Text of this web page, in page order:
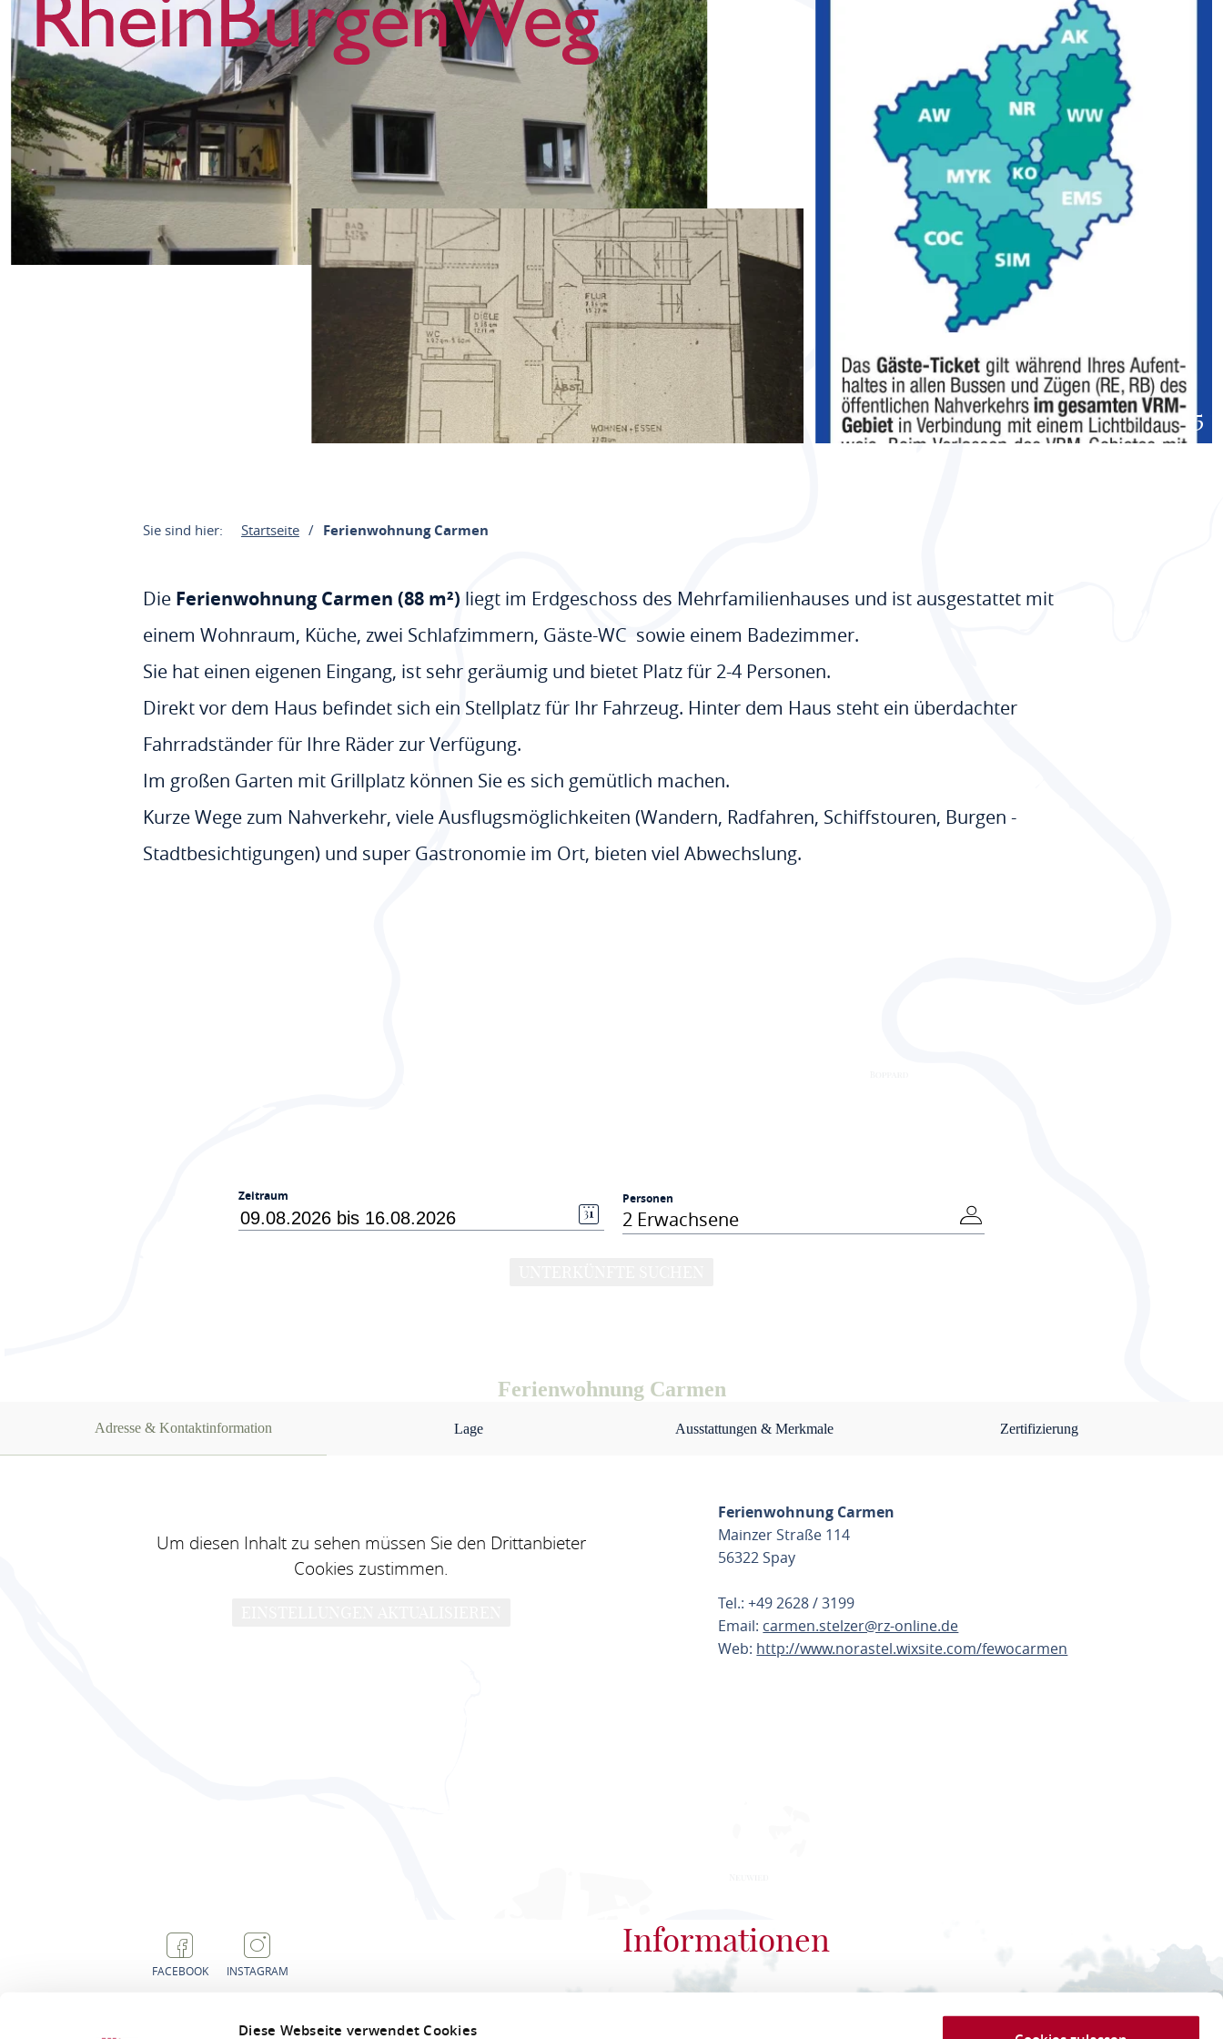
Diese Webseite verwendet Cookies
+ 5
Sie sind hier: Startseite Ferienwohnung Carmen
Die Ferienwohnung Carmen (88 m²) liegt im Erdgeschoss des Mehrfamilienhauses und ist ausgestattet mit
einem Wohnraum, Küche, zwei Schlafzimmern, Gäste-WC sowie einem Badezimmer.
Sie hat einen eigenen Eingang, ist sehr geräumig und bietet Platz für 2-4 Personen.
Direkt vor dem Haus befindet sich ein Stellplatz für Ihr Fahrzeug. Hinter dem Haus steht ein überdachter
Fahrradständer für Ihre Räder zur Verfügung.
Im großen Garten mit Grillplatz können Sie es sich gemütlich machen.
Kurze Wege zum Nahverkehr, viele Ausflugsmöglichkeiten (Wandern, Radfahren, Schiffstouren, Burgen -
Stadtbesichtigungen) und super Gastronomie im Ort, bieten viel Abwechslung.
Zeitraum Personen
2 Erwachsene
Ferienwohnung Carmen
Adresse & Kontaktinformation Lage Ausstattungen & Merkmale Zertifizierung
Um diesen Inhalt zu sehen müssen Sie den Drittanbieter
Cookies zustimmen.
Ferienwohnung Carmen
Mainzer Straße 114
56322 Spay
Tel.: +49 2628 / 3199
Email: carmen.stelzer@rz-online.de
Web: http://www.norastel.wixsite.com/fewocarmen
FACEBOOK INSTAGRAM
Informationen